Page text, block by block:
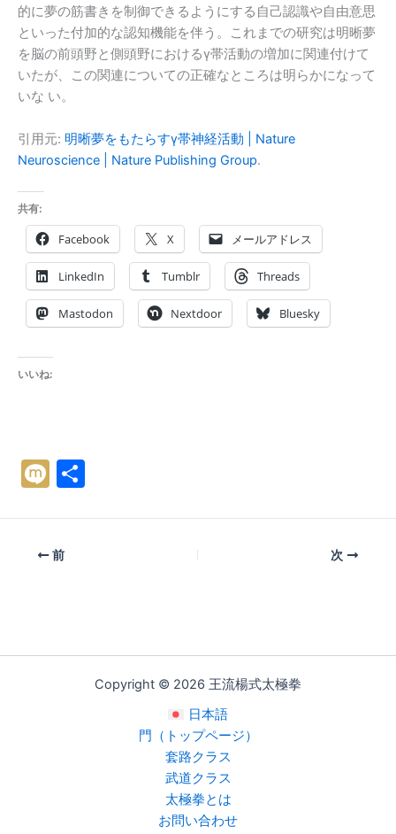
的に夢の筋書きを制御できるようにする自己認識や自由意思
といった付加的な認知機能を伴う。これまでの研究は明晰夢
を脳の前頭野と側頭野におけるγ帯活動の増加に関連付けて
いたが、この関連についての正確なところは明らかになって
いな い。
引用元: 明晰夢をもたらすγ帯神経活動 | Nature
Neuroscience | Nature Publishing Group.
共有:
Facebook X メールアドレス
LinkedIn Tumblr Threads
Mastodon Nextdoor Bluesky
いいね:
M
i
前 次
Copyright © 2026 王流楊式太極拳
日本語
門（トップページ）
套路クラス
武道クラス
太極拳とは
お問い合わせ